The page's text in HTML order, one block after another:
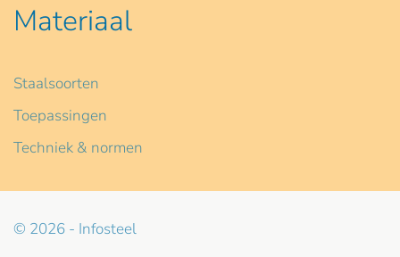
Materiaal
Staalsoorten
Toepassingen
Techniek & normen
© 2026 - Infosteel